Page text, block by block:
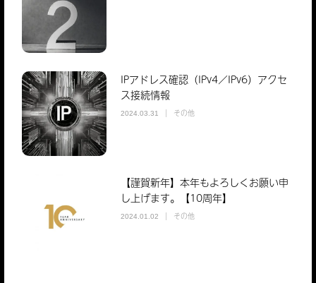
IPアドレス確認（IPv4／IPv6）アクセ
ス接続情報
2024.03.31 その他
【謹賀新年】本年もよろしくお願い申
し上げます。【10周年】
2024.01.02 その他